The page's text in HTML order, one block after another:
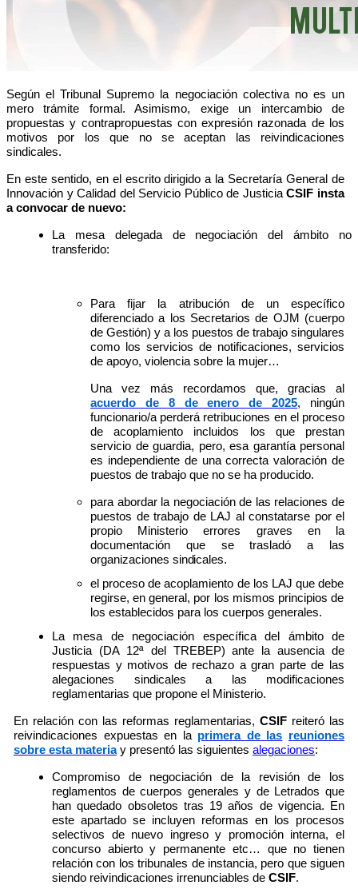
Según el Tribunal Supremo la negociación colectiva no es un
mero trámite formal. Asimismo, exige un intercambio de
propuestas y contrapropuestas con expresión razonada de los
motivos por los que no se aceptan las reivindicaciones
sindicales.
En este sentido, en el escrito dirigido a la Secretaría General de
Innovación y Calidad del Servicio Público de JusticiaCSIF insta
a convocar de nuevo:
La mesa delegada de negociación del ámbito no
transferido:
Para fijar la atribución de un específico
diferenciado a los Secretarios de OJM (cuerpo
de Gestión) y a los puestos de trabajo singulares
como los servicios de notificaciones, servicios
de apoyo, violencia sobre la mujer…
Una vez más recordamos que, gracias al
acuerdo de 8 de enero de 2025, ningún
funcionario/a perderá retribuciones en el proceso
de acoplamiento incluidos los que prestan
servicio de guardia, pero, esa garantía personal
es independiente de una correcta valoración de
puestos de trabajo que no se ha producido.
para abordar la negociación de las relaciones de
puestos de trabajo de LAJ al constatarse por el
propio Ministerio errores graves en la
documentación que se trasladó a las
organizaciones sindicales.
el proceso de acoplamiento de los LAJ que debe
regirse, en general, por los mismos principios de
los establecidos para los cuerpos generales.
La mesa de negociación específica del ámbito de
Justicia (DA 12ª del TREBEP) ante la ausencia de
respuestas y motivos de rechazo a gran parte de las
alegaciones sindicales a las modificaciones
reglamentarias que propone el Ministerio.
En relación con las reformas reglamentarias, CSIF reiteró las
reivindicaciones expuestas en la primera de las reuniones
sobre esta materia y presentó las siguientes alegaciones:
Compromiso de negociación de la revisión de los
reglamentos de cuerpos generales y de Letrados que
han quedado obsoletos tras 19 años de vigencia. En
este apartado se incluyen reformas en los procesos
selectivos de nuevo ingreso y promoción interna, el
concurso abierto y permanente etc… que no tienen
relación con los tribunales de instancia, pero que siguen
siendo reivindicaciones irrenunciables de CSIF.